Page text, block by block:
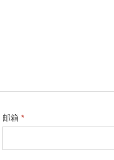
邮箱*